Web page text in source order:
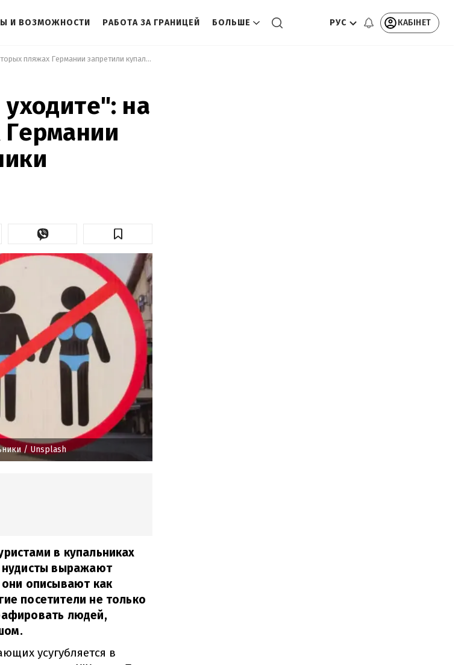
И ВОЗМОЖНОСТИ РАБОТА ЗА ГРАНИЦЕЙ БОЛЬШЕ РУС КАБІНЕТ
"Раздевайтесь или уходите": на некоторых пляжах Германии запретили купальники
на
/ Unsplash
в купальниках
нудисты выражают
описывают как
посетители не только
людей,
усугубляется в